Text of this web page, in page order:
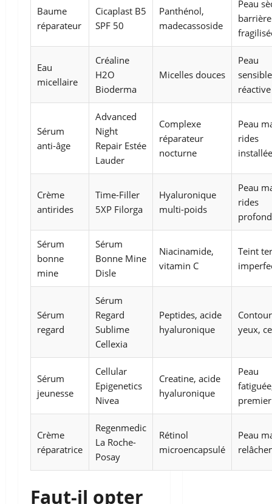
Baume
réparateur
Cicaplast B5
SPF 50
Panthénol,
madecassoside
Peau
barrière
Eau
micellaire
Créaline
H2O
Bioderma
Micelles douces
Peau
réactive
Sérum
anti-âge
Advanced
Night
Repair Estée
Lauder
Complexe
réparateur
nocturne
Peau
rides
Crème
antirides
Time-Filler
5XP Filorga
Hyaluronique
multi-poids
Peau
rides
Sérum
bonne
mine
Sérum
Bonne Mine
Disle
Niacinamide,
vitamin C
Teint
Sérum
regard
Sérum
Regard
Sublime
Cellexia
Peptides, acide
hyaluronique
yeux,
Sérum
jeunesse
Cellular
Epigenetics
Nivea
Creatine, acide
hyaluronique
Peau
Crème
réparatrice
Regenmedic
La Roche-
Posay
Rétinol
microencapsulé
Peau
Faut-il opter